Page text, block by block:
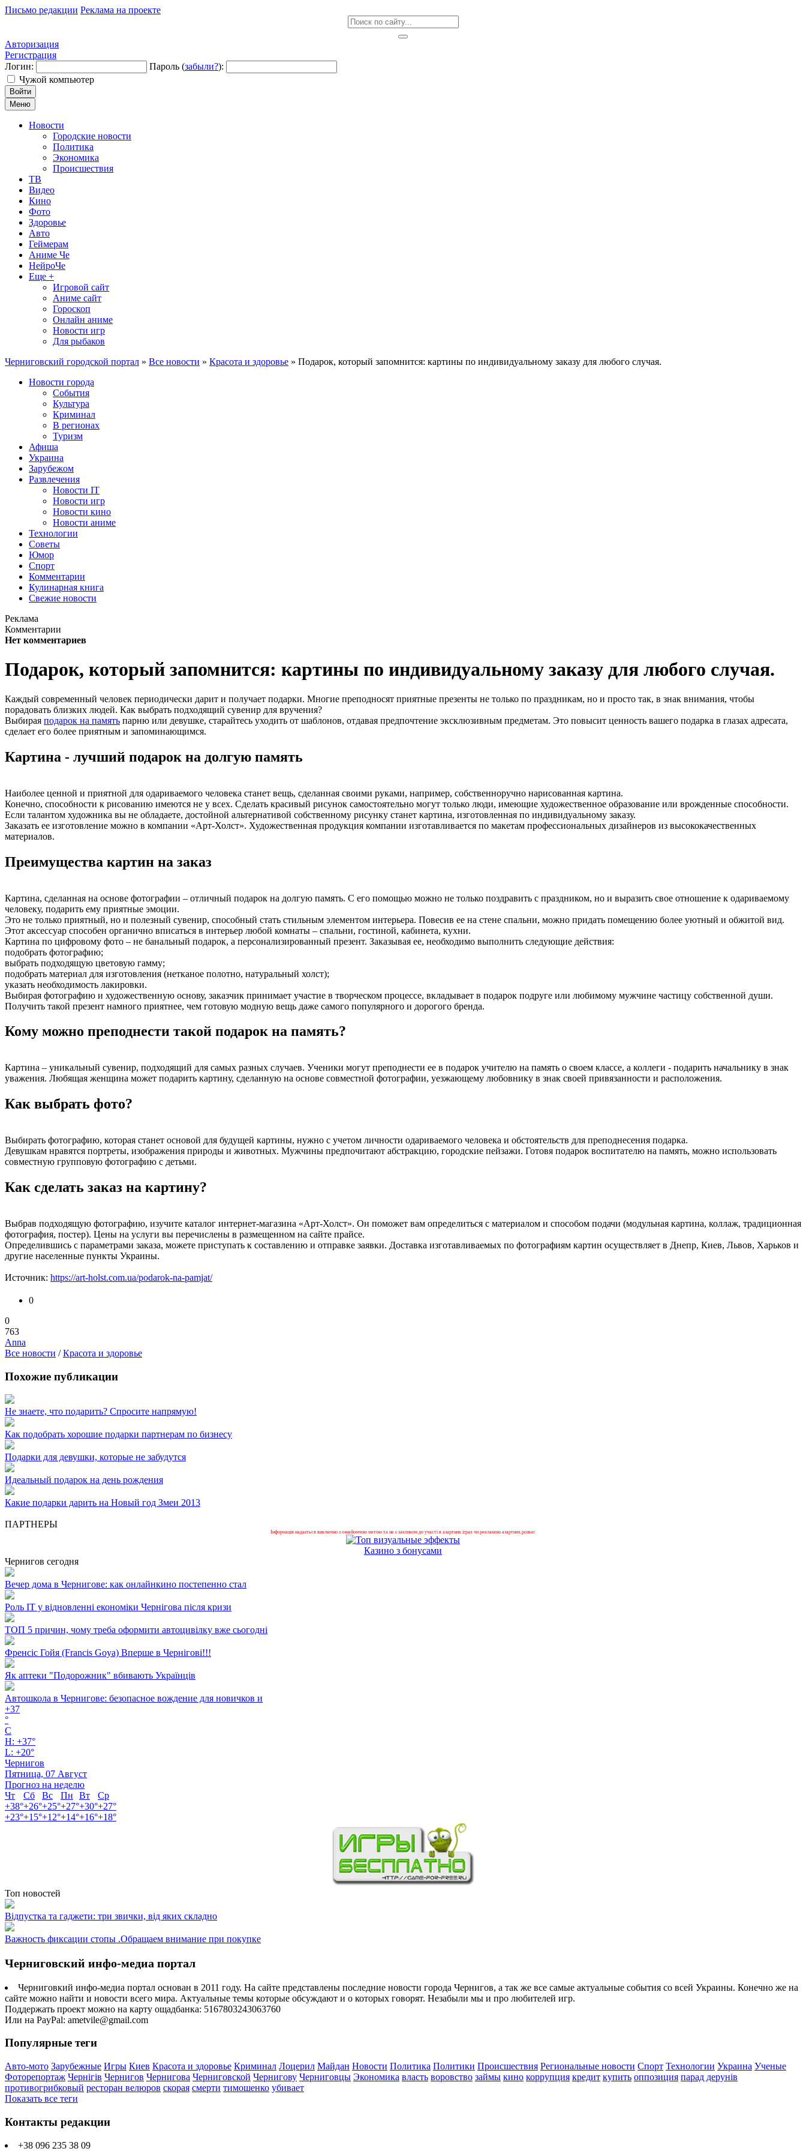
Письмо редакции Реклама на проекте
Авторизация
Регистрация
Логин:
Пароль (забыли?):
Чужой компьютер
Войти
Меню
Новости
Городские новости
Политика
Экономика
Происшествия
ТВ
Видео
Кино
Фото
Здоровье
Авто
Геймерам
Аниме Че
НейроЧе
Еще +
Игровой сайт
Аниме сайт
Гороскоп
Онлайн аниме
Новости игр
Для рыбаков
Черниговский городской портал » Все новости » Красота и здоровье » Подарок, который запомнится: картины по индивидуальному заказу для любого случая.
Новости города
События
Культура
Криминал
В регионах
Туризм
Афиша
Украина
Зарубежом
Развлечения
Новости IT
Новости игр
Новости кино
Новости аниме
Технологии
Советы
Юмор
Спорт
Комментарии
Кулинарная книга
Свежие новости
Реклама
Комментарии
Нет комментариев
Подарок, который запомнится: картины по индивидуальному заказу для любого случая.
Каждый современный человек периодически дарит и получает подарки. Многие преподносят приятные презенты не только по праздникам, но и просто так, в знак внимания, чтобы
порадовать близких людей. Как выбрать подходящий сувенир для вручения?
Выбирая подарок на память парню или девушке, старайтесь уходить от шаблонов, отдавая предпочтение эксклюзивным предметам. Это повысит ценность вашего подарка в глазах адресата,
сделает его более приятным и запоминающимся.
Картина - лучший подарок на долгую память
Наиболее ценной и приятной для одариваемого человека станет вещь, сделанная своими руками, например, собственноручно нарисованная картина.
Конечно, способности к рисованию имеются не у всех. Сделать красивый рисунок самостоятельно могут только люди, имеющие художественное образование или врожденные способности.
Если талантом художника вы не обладаете, достойной альтернативой собственному рисунку станет картина, изготовленная по индивидуальному заказу.
Заказать ее изготовление можно в компании «Арт-Холст». Художественная продукция компании изготавливается по макетам профессиональных дизайнеров из высококачественных
материалов.
Преимущества картин на заказ
Картина, сделанная на основе фотографии – отличный подарок на долгую память. С его помощью можно не только поздравить с праздником, но и выразить свое отношение к одариваемому
человеку, подарить ему приятные эмоции.
Это не только приятный, но и полезный сувенир, способный стать стильным элементом интерьера. Повесив ее на стене спальни, можно придать помещению более уютный и обжитой вид.
Этот аксессуар способен органично вписаться в интерьер любой комнаты – спальни, гостиной, кабинета, кухни.
Картина по цифровому фото – не банальный подарок, а персонализированный презент. Заказывая ее, необходимо выполнить следующие действия:
подобрать фотографию;
выбрать подходящую цветовую гамму;
подобрать материал для изготовления (нетканое полотно, натуральный холст);
указать необходимость лакировки.
Выбирая фотографию и художественную основу, заказчик принимает участие в творческом процессе, вкладывает в подарок подруге или любимому мужчине частицу собственной души.
Получить такой презент намного приятнее, чем готовую модную вещь даже самого популярного и дорогого бренда.
Кому можно преподнести такой подарок на память?
Картина – уникальный сувенир, подходящий для самых разных случаев. Ученики могут преподнести ее в подарок учителю на память о своем классе, а коллеги - подарить начальнику в знак
уважения. Любящая женщина может подарить картину, сделанную на основе совместной фотографии, уезжающему любовнику в знак своей привязанности и расположения.
Как выбрать фото?
Выбирать фотографию, которая станет основой для будущей картины, нужно с учетом личности одариваемого человека и обстоятельств для преподнесения подарка.
Девушкам нравятся портреты, изображения природы и животных. Мужчины предпочитают абстракцию, городские пейзажи. Готовя подарок воспитателю на память, можно использовать
совместную групповую фотографию с детьми.
Как сделать заказ на картину?
Выбрав подходящую фотографию, изучите каталог интернет-магазина «Арт-Холст». Он поможет вам определиться с материалом и способом подачи (модульная картина, коллаж, традиционная
фотография, постер). Цены на услуги вы перечислены в размещенном на сайте прайсе.
Определившись с параметрами заказа, можете приступать к составлению и отправке заявки. Доставка изготавливаемых по фотографиям картин осуществляет в Днепр, Киев, Львов, Харьков и
другие населенные пункты Украины.
Источник: https://art-holst.com.ua/podarok-na-pamjat/
0
0
763
Anna
Все новости /Красота и здоровье
Похожие публикации
Не знаете, что подарить? Спросите напрямую!
Как подобрать хорошие подарки партнерам по бизнесу
Подарки для девушки, которые не забудутся
Идеальный подарок на день рождения
Какие подарки дарить на Новый год Змеи 2013
ПАРТНЕРЫ
Інформація надається виключно з ознайомчою метою та не є закликом до участі в азартних іграх чи рекламою азартних розваг.
Казино з бонусами
Чернигов сегодня
Вечер дома в Чернигове: как онлайнкино постепенно стал
Роль ІТ у відновленні економіки Чернігова після кризи
ТОП 5 причин, чому треба оформити автоцивілку вже сьогодні
Френсіс Гойя (Francis Goya) Вперше в Чернігові!!!
Як аптеки "Подорожник" вбивають Українців
Автошкола в Чернигове: безопасное вождение для новичков и
+37
°
C
H: +37°
L: +20°
Чернигов
Пятница, 07 Август
Прогноз на неделю
Чт
Сб Вс Пн Вт
Ср
+38°+26°+25°+27°+30°+27°
+23°+15°+12°+14°+16°+18°
Топ новостей
Відпустка та гаджети: три звички, від яких складно
Важность фиксации стопы .Обращаем внимание при покупке
Черниговский инфо-медиа портал
Черниговкий инфо-медиа портал основан в 2011 году. На сайте представлены последние новости города Чернигов, а так же все самые актуальные события со всей Украины. Конечно же на
сайте можно найти и новости всего мира. Актуальные темы которые обсуждают и о которых говорят. Незабыли мы и про любителей игр.
Поддержать проект можно на карту ощадбанка: 5167803243063760
Или на PayPal: ametvile@gmail.com
Популярные теги
Авто-мото Зарубежные Игры Киев Красота и здоровье Криминал Лоцерил Майдан Новости Политика Политики Происшествия Региональные новости Спорт Технологии Украина Ученые
Фоторепортаж Чернігів Чернигов Чернигова Черниговской Чернигову Черниговцы Экономика власть воровство займы кино коррупция кредит купить оппозиция парад дерунів
противогрибковый ресторан велюров скорая смерти тимошенко убивает
Показать все теги
Контакты редакции
+38 096 235 38 09